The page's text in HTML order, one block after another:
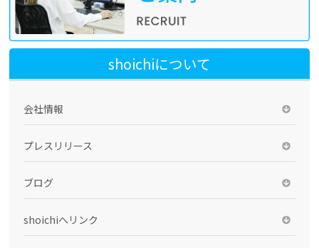
shoichiについて
会社情報
プレスリリース
ブログ
shoichiへリンク